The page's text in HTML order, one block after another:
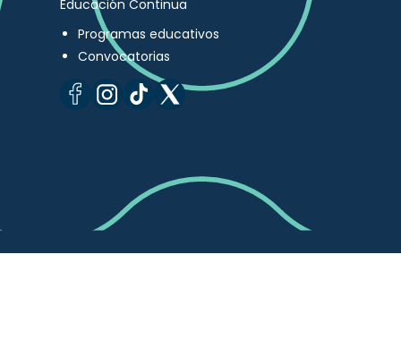
Educación Continua
Programas educativos
Convocatorias